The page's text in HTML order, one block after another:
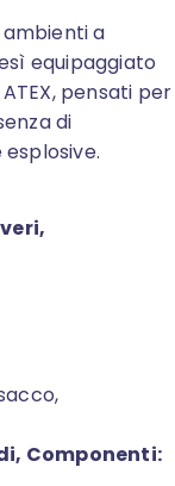
a
equipaggiato
pensati per
di
Componenti: